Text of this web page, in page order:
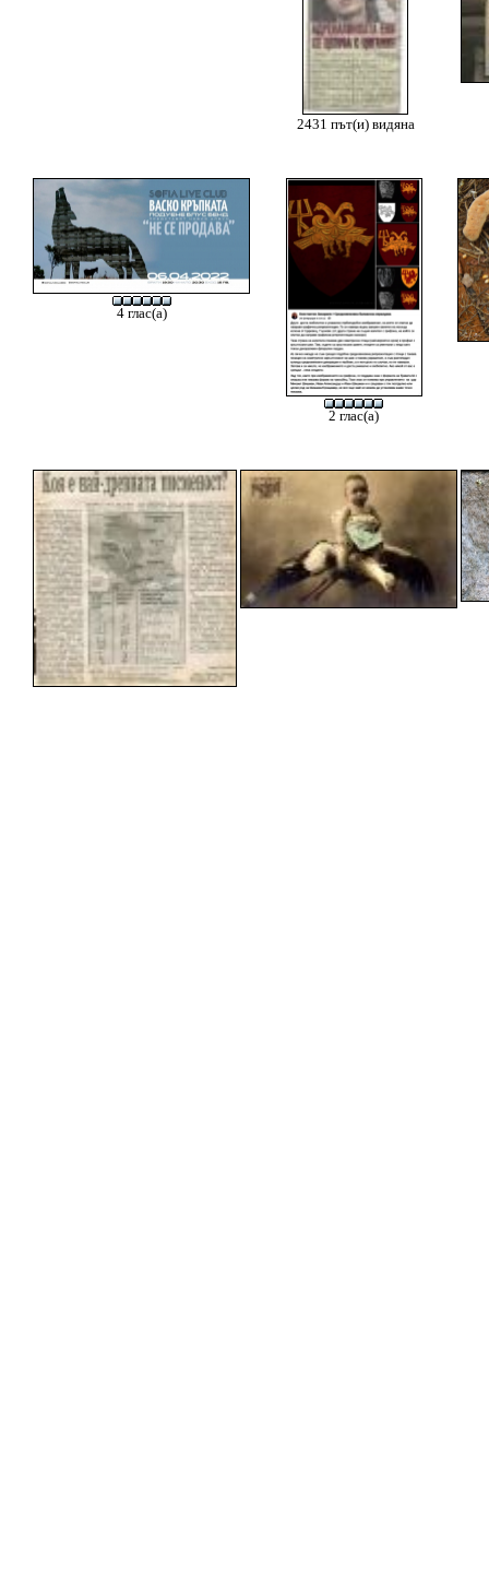
2431 път(и) видяна
4 глас(а)
2 глас(а)